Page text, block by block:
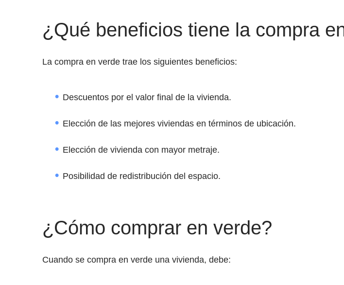
¿Qué beneficios tiene la compra
La compra en verde trae los siguientes beneficios:
Descuentos por el valor final de la vivienda.
Elección de las mejores viviendas en términos de ubicación.
Elección de vivienda con mayor metraje.
Posibilidad de redistribución del espacio.
¿Cómo comprar en verde?
Cuando se compra en verde una vivienda, debe: